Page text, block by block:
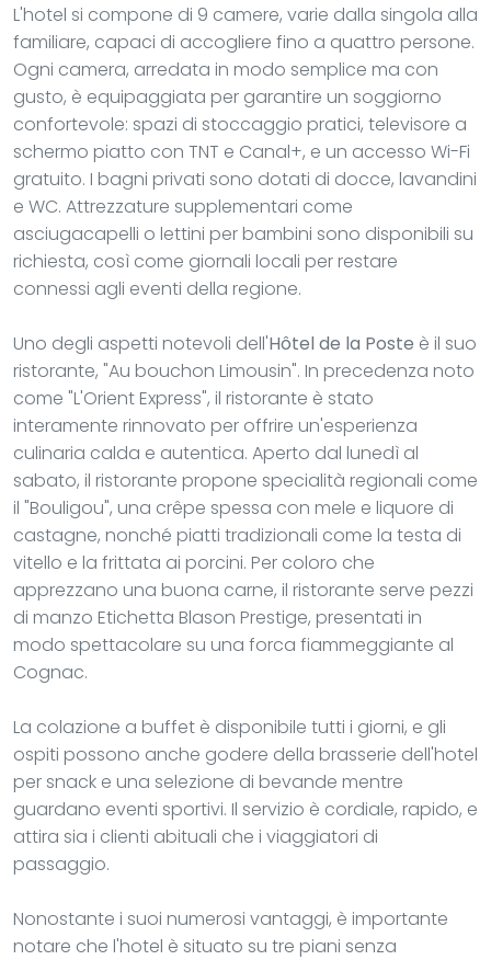
L'hotel si compone di 9 camere, varie dalla singola alla
familiare, capaci di accogliere fino a quattro persone.
Ogni camera, arredata in modo semplice ma con
gusto, è equipaggiata per garantire un soggiorno
confortevole: spazi di stoccaggio pratici, televisore a
schermo piatto con TNT e Canal+, e un accesso Wi-Fi
gratuito. I bagni privati sono dotati di docce, lavandini
e WC. Attrezzature supplementari come
asciugacapelli o lettini per bambini sono disponibili su
richiesta, così come giornali locali per restare
connessi agli eventi della regione.
Uno degli aspetti notevoli dell'Hôtel de la Poste è il suo
ristorante, "Au bouchon Limousin". In precedenza noto
come "L'Orient Express", il ristorante è stato
interamente rinnovato per offrire un'esperienza
culinaria calda e autentica. Aperto dal lunedì al
sabato, il ristorante propone specialità regionali come
il "Bouligou", una crêpe spessa con mele e liquore di
castagne, nonché piatti tradizionali come la testa di
vitello e la frittata ai porcini. Per coloro che
apprezzano una buona carne, il ristorante serve pezzi
di manzo Etichetta Blason Prestige, presentati in
modo spettacolare su una forca fiammeggiante al
Cognac.
La colazione a buffet è disponibile tutti i giorni, e gli
ospiti possono anche godere della brasserie dell'hotel
per snack e una selezione di bevande mentre
guardano eventi sportivi. Il servizio è cordiale, rapido, e
attira sia i clienti abituali che i viaggiatori di
passaggio.
Nonostante i suoi numerosi vantaggi, è importante
notare che l'hotel è situato su tre piani senza